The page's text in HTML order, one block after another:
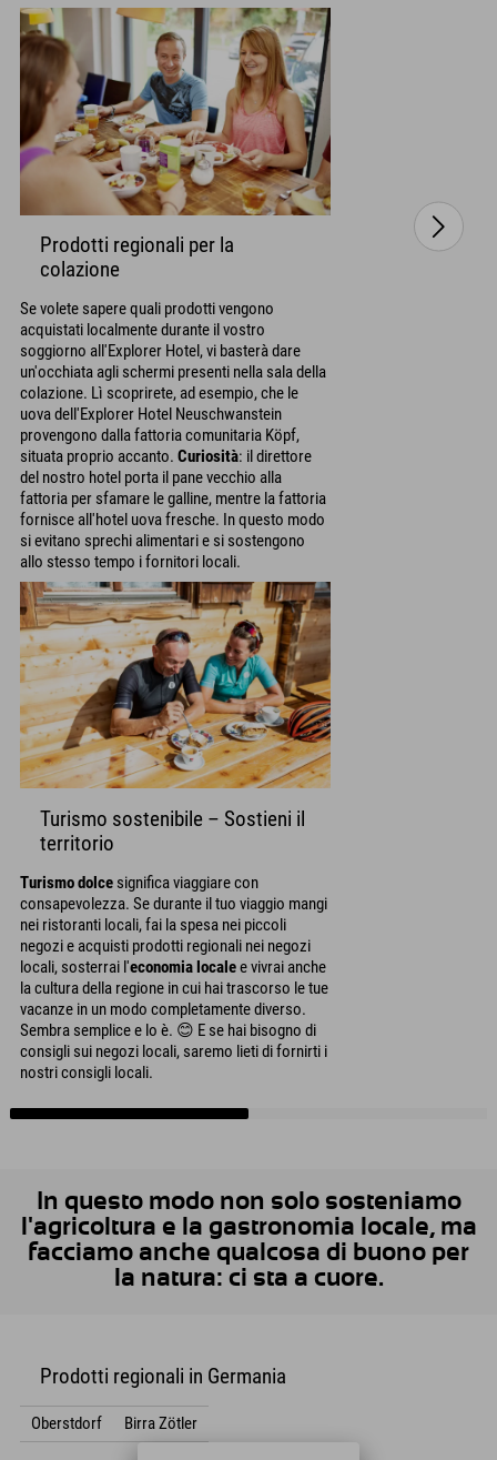
Prodotti regionali per la
colazione
Se volete sapere quali prodotti vengono
acquistati localmente durante il vostro
soggiorno all'Explorer Hotel, vi basterà dare
un'occhiata agli schermi presenti nella sala della
colazione. Lì scoprirete, ad esempio, che le
uova dell'Explorer Hotel Neuschwanstein
provengono dalla fattoria comunitaria Köpf,
situata proprio accanto. Curiosità: il direttore
del nostro hotel porta il pane vecchio alla
fattoria per sfamare le galline, mentre la fattoria
fornisce all'hotel uova fresche. In questo modo
si evitano sprechi alimentari e si sostengono
allo stesso tempo i fornitori locali.
Turismo sostenibile – Sostieni il
territorio
Turismo dolce significa viaggiare con
consapevolezza. Se durante il tuo viaggio mangi
nei ristoranti locali, fai la spesa nei piccoli
negozi e acquisti prodotti regionali nei negozi
locali, sosterrai l'economia localee vivrai anche
la cultura della regione in cui hai trascorso le tue
vacanze in un modo completamente diverso.
Sembra semplice e lo è. 😊 E se hai bisogno di
consigli sui negozi locali, saremo lieti di fornirti i
nostri consigli locali.
In questo modo non solo sosteniamo
l'agricoltura e la gastronomia locale, ma
facciamo anche qualcosa di buono per
la natura: ci sta a cuore.
Prodotti regionali in Germania
Oberstdorf Birra Zötler